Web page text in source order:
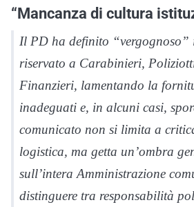
“Mancanza di cultura
Il PD ha definito “vergognoso”
riservato a Carabinieri,
Finanzieri, lamentando la
inadeguati e, in alcuni casi,
comunicato non si limita a
logistica, ma getta un’ombra
sull’intera Amministrazione
distinguere tra responsabilità